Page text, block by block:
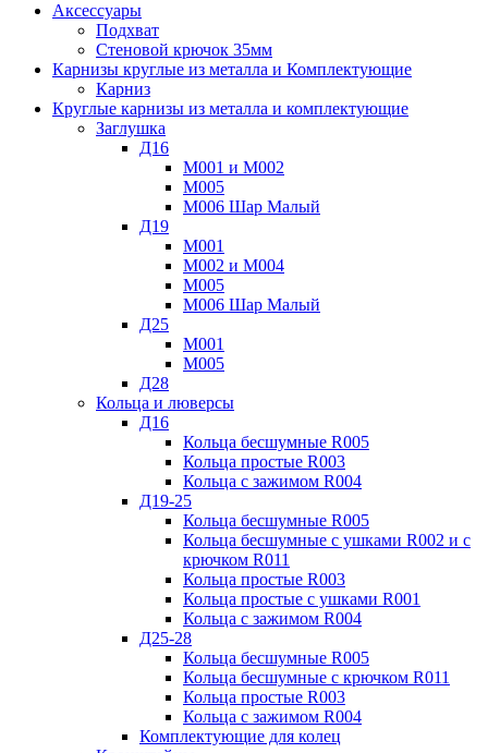
Аксессуары
Подхват
Стеновой крючок 35мм
Карнизы круглые из металла и Комплектующие
Карниз
Круглые карнизы из металла и комплектующие
Заглушка
Д16
М001 и М002
М005
М006 Шар Малый
Д19
М001
М002 и М004
М005
М006 Шар Малый
Д25
М001
М005
Д28
Кольца и люверсы
Д16
Кольца бесшумные R005
Кольца простые R003
Кольца с зажимом R004
Д19-25
Кольца бесшумные R005
Кольца бесшумные с ушками R002 и с
крючком R011
Кольца простые R003
Кольца простые с ушками R001
Кольца с зажимом R004
Д25-28
Кольца бесшумные R005
Кольца бесшумные с крючком R011
Кольца простые R003
Кольца с зажимом R004
Комплектующие для колец